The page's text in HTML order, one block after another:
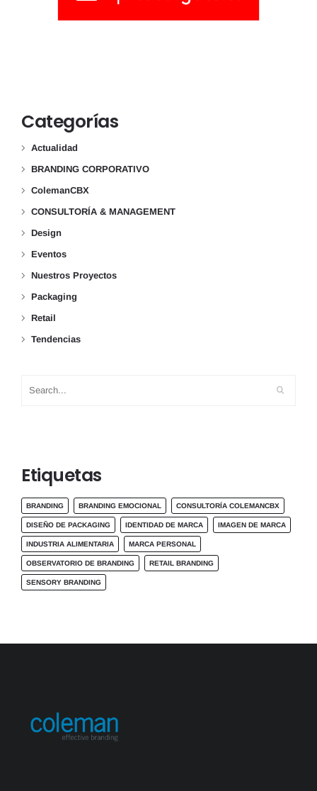
Categorías
Actualidad
BRANDING CORPORATIVO
ColemanCBX
CONSULTORÍA & MANAGEMENT
Design
Eventos
Nuestros Proyectos
Packaging
Retail
Tendencias
Etiquetas
BRANDING BRANDING EMOCIONAL CONSULTORÍA COLEMANCBX
DISEÑO DE PACKAGING IDENTIDAD DE MARCA IMAGEN DE MARCA
INDUSTRIA ALIMENTARIA MARCA PERSONAL
OBSERVATORIO DE BRANDING RETAIL BRANDING
SENSORY BRANDING